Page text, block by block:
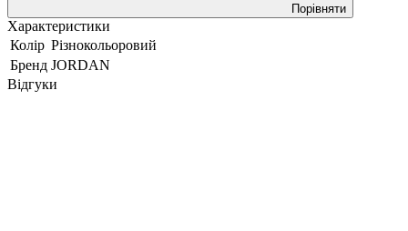
Порівняти
Характеристики
Колір Різнокольоровий
Бренд JORDAN
Відгуки